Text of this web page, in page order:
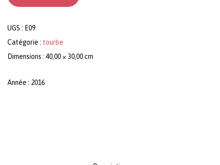
UGS : E09
Catégorie : tourbe
Dimensions : 40,00 × 30,00 cm
Année : 2016